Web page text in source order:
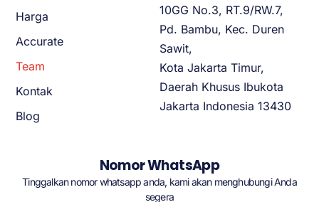
Harga
Accurate
Team
Kontak
Blog
10GG No.3, RT.9/RW.7,
Pd. Bambu, Kec. Duren
Sawit,
Kota Jakarta Timur,
Daerah Khusus Ibukota
Jakarta Indonesia 13430
Nomor WhatsApp
Tinggalkan nomor whatsapp anda, kami akan menghubungi Anda
segera